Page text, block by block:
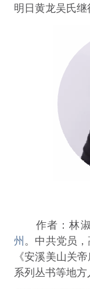
明日黄龙吴氏继
作者：林淑
州 。中共党员
《安溪美山关
系列丛书等地方